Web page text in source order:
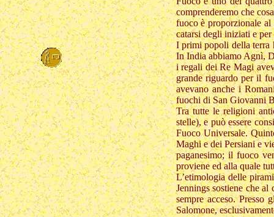
comprenderemo che
fuoco è proporzionale
catarsi degli iniziati e
I primi popoli della terra
In India abbiamo Agnì,
i regali dei Re Magi
grande riguardo per il
avevano anche i
fuochi di San Giovanni
Tra tutte le religioni
stelle), e può essere
Fuoco Universale.
Maghi e dei Persiani e
paganesimo; il fuoco
proviene ed alla quale
L’etimologia delle
Jennings sostiene che
sempre acceso. Presso
Salomone,